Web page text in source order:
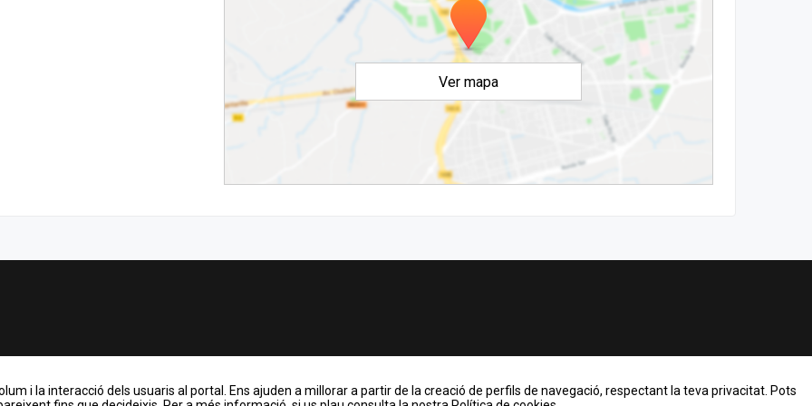
i la interacció dels usuaris al portal. Ens ajuden a millorar a partir de la creació de perfils de navegació, respectant la teva privacitat. Pots
Ver mapa